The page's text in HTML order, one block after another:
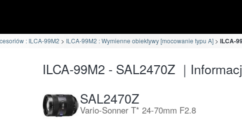
: ILCA-99M2 ILCA-99M2 : Wymienne obiektywy [mocowanie typu A] ILCA-
ILCA-99M2 - SAL2470Z ｜
SAL2470Z
Vario-Sonner T* 24-70mm F2.8